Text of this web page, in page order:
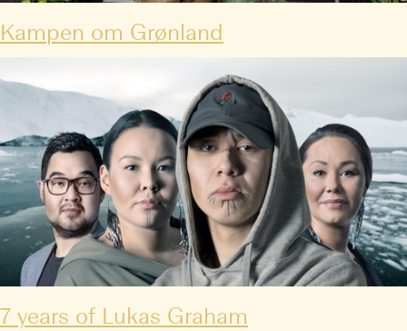
Kampen om Grønland
7 years of Lukas Graham